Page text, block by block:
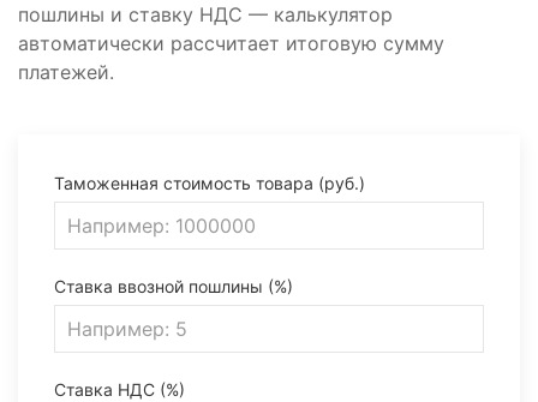
пошлины и ставку НДС — калькулятор
автоматически рассчитает итоговую сумму
платежей.
Таможенная стоимость товара (руб.)
Ставка ввозной пошлины (%)
Ставка НДС (%)